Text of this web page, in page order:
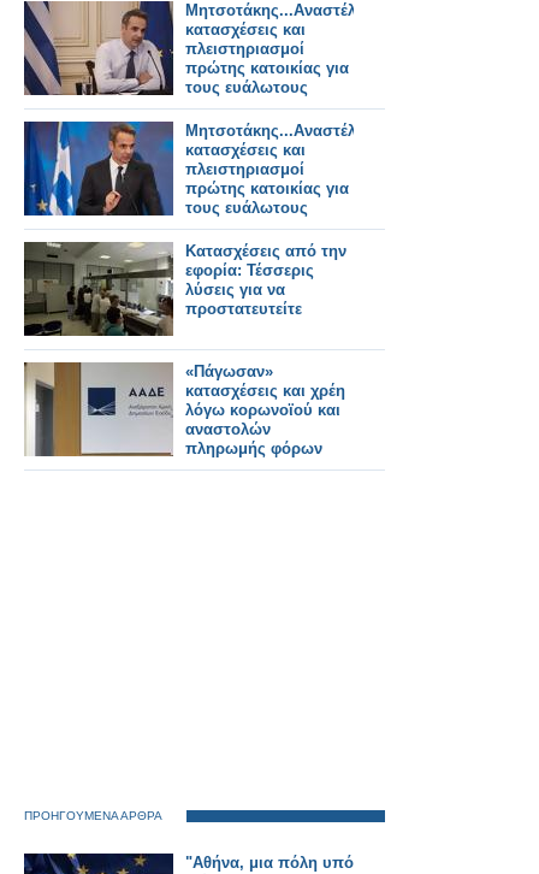
Μητσοτάκης...Αναστέλλονται
κατασχέσεις και
πλειστηριασμοί
πρώτης κατοικίας για
τους ευάλωτους
Μητσοτάκης...Αναστέλλονται
κατασχέσεις και
πλειστηριασμοί
πρώτης κατοικίας για
τους ευάλωτους
Κατασχέσεις από την
εφορία: Τέσσερις
λύσεις για να
προστατευτείτε
«Πάγωσαν»
κατασχέσεις και χρέη
λόγω κορωνοϊού και
αναστολών
πληρωμής φόρων
ΠΡΟΗΓΟΥΜΕΝΑ ΑΡΘΡΑ
"Αθήνα, μια πόλη υπό